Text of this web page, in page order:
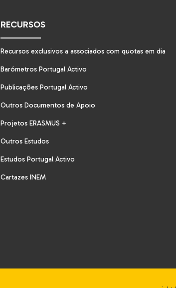
RECURSOS
Recursos exclusivos a associados com quotas em dia
Barómetros Portugal Activo
Publicações Portugal Activo
Outros Documentos de Apoio
Projetos ERASMUS +
Outros Estudos
Estudos Portugal Activo
Cartazes INEM